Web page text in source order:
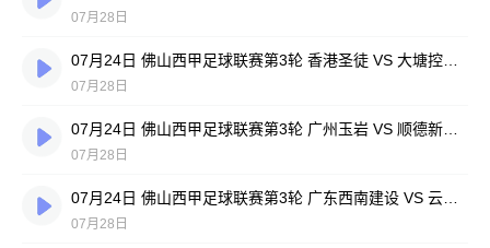
07月28日
07月28日
07月28日
07月28日